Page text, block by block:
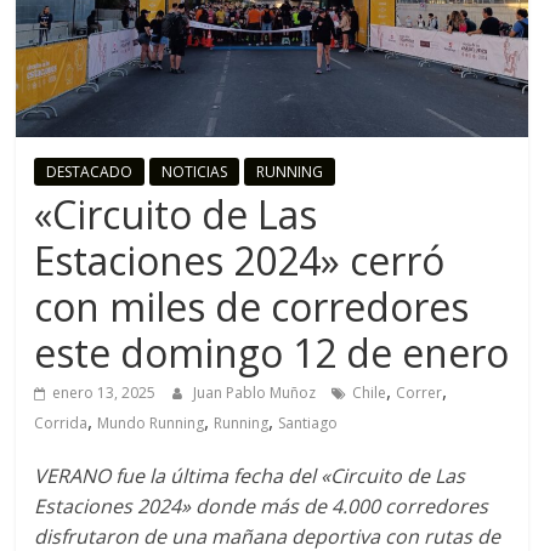
o
R
u
n
n
n
g
DESTACADO NOTICIAS RUNNING
«Circuito de Las
Estaciones 2024» cerró
con miles de corredores
este domingo 12 de enero
enero 13, 2025 Juan Pablo Muñoz Chile, Correr,
Corrida, Mundo Running, Running, Santiago
VERANO fue la última fecha del «Circuito de Las
Estaciones 2024» donde más de 4.000 corredores
disfrutaron de una mañana deportiva con rutas de